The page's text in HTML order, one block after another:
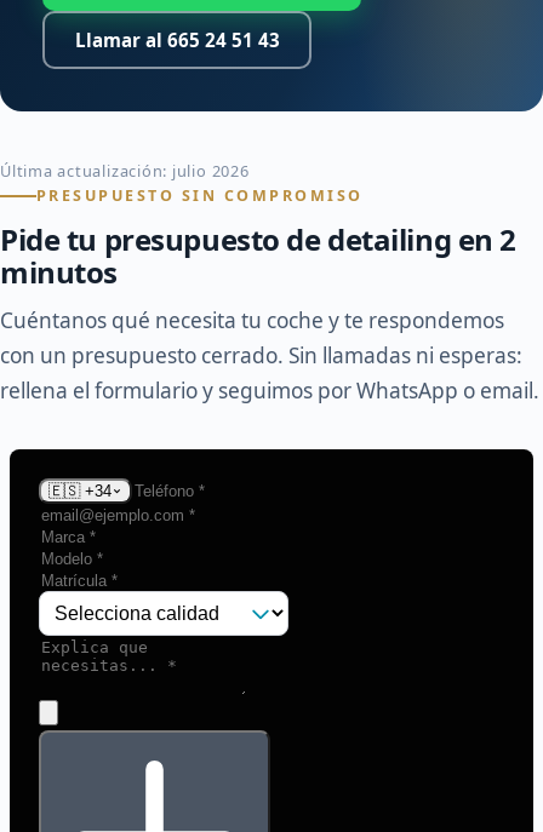
Llamar al 665 24 51 43
Última actualización: julio 2026
PRESUPUESTO SIN COMPROMISO
Pide tu presupuesto de detailing en 2
minutos
Cuéntanos qué necesita tu coche y te respondemos
con un presupuesto cerrado. Sin llamadas ni esperas:
rellena el formulario y seguimos por WhatsApp o email.